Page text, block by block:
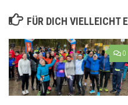
FÜR DICH VIELLEICHT
0